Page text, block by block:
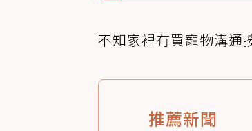
不知家裡有買寵物溝通
推薦新聞